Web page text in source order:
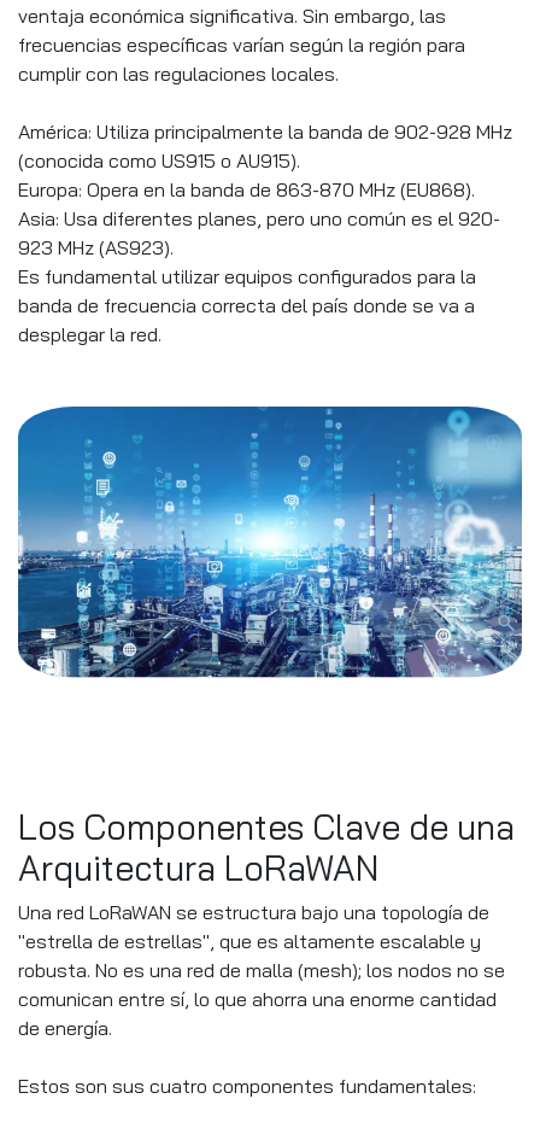
ventaja económica significativa. Sin embargo, las
frecuencias específicas varían según la región para
cumplir con las regulaciones locales.
América: Utiliza principalmente la banda de 902-928 MHz
(conocida como US915 o AU915).
Europa: Opera en la banda de 863-870 MHz (EU868).
Asia: Usa diferentes planes, pero uno común es el 920-
923 MHz (AS923).
Es fundamental utilizar equipos configurados para la
banda de frecuencia correcta del país donde se va a
desplegar la red.
Los Componentes Clave de una
Arquitectura LoRaWAN
Una red LoRaWAN se estructura bajo una topología de
"estrella de estrellas", que es altamente escalable y
robusta. No es una red de malla (mesh); los nodos no se
comunican entre sí, lo que ahorra una enorme cantidad
de energía.
Estos son sus cuatro componentes fundamentales: